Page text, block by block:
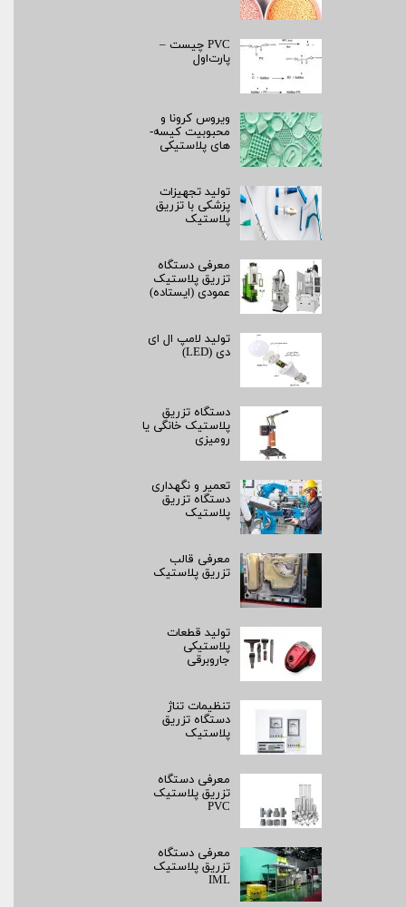
PVC چیست –
پارت‌اول
ویروس کرونا و
محبوبیت کیسه­
های پلاستیکی
تولید تجهیزات
پزشکی با تزریق
پلاستیک
معرفی دستگاه
تزریق پلاستیک
عمودی (ایستاده)
تولید لامپ ال ای
دی (LED)
دستگاه تزریق
پلاستیک خانگی یا
رومیزی
تعمیر و نگهداری
دستگاه تزریق
پلاستیک
معرفی قالب
تزریق پلاستیک
تولید قطعات
پلاستیکی
جاروبرقی
تنظیمات تناژ
دستگاه تزریق
پلاستیک
معرفی دستگاه
تزریق پلاستیک
PVC
معرفی دستگاه
تزریق پلاستیک
IML